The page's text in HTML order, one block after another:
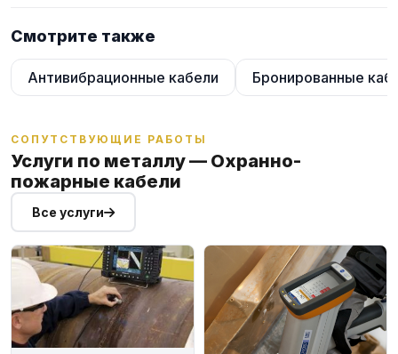
Смотрите также
Антивибрационные кабели Бронированные
СОПУТСТВУЮЩИЕ РАБОТЫ
Услуги по металлу — Охранно-
пожарные кабели
Все услуги